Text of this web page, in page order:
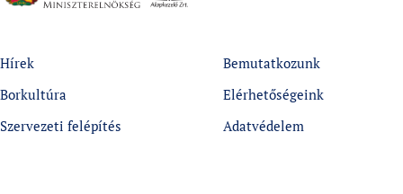
Hírek
Borkultúra
Szervezeti felépítés
Bemutatkozunk
Elérhetőségeink
Adatvédelem